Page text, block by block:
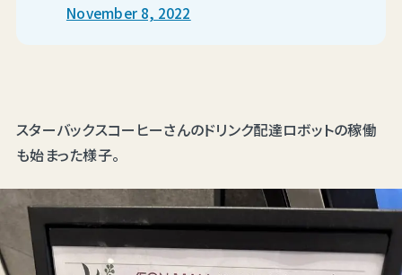
November 8, 2022
スターバックスコーヒーさんのドリンク配達ロボットの稼働
も始まった様子。